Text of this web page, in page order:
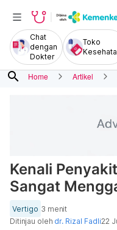
Chat
dengan
Dokter
Toko
search Home Artikel
Kenali
Sangat
Vertigo 3 menit
Ditinjau oleh dr. Rizal Fadli22